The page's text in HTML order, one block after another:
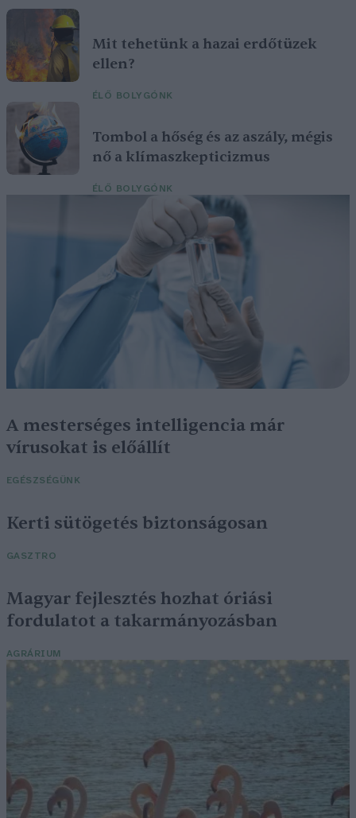
Mit tehetünk a hazai erdőtüzek
ellen?
ÉLŐ BOLYGÓNK
Tombol a hőség és az aszály, mégis
nő a klímaszkepticizmus
ÉLŐ BOLYGÓNK
A mesterséges intelligencia már
vírusokat is előállít
EGÉSZSÉGÜNK
Kerti sütögetés biztonságosan
GASZTRO
Magyar fejlesztés hozhat óriási
fordulatot a takarmányozásban
AGRÁRIUM